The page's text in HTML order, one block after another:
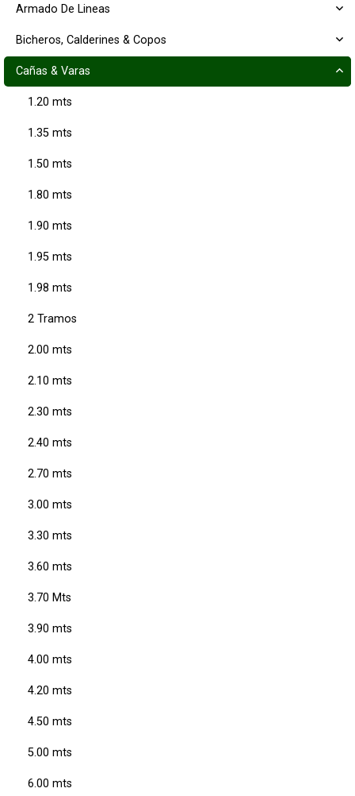
Armado De Lineas
Bicheros, Calderines & Copos
Cañas & Varas
1.20 mts
1.35 mts
1.50 mts
1.80 mts
1.90 mts
1.95 mts
1.98 mts
2 Tramos
2.00 mts
2.10 mts
2.30 mts
2.40 mts
2.70 mts
3.00 mts
3.30 mts
3.60 mts
3.70 Mts
3.90 mts
4.00 mts
4.20 mts
4.50 mts
5.00 mts
6.00 mts